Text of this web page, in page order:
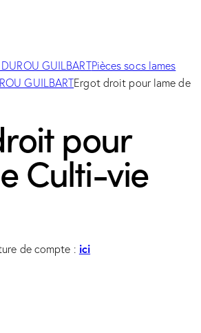
GUILBARTPièces socs lames
GUILBARTErgot droit pour lame de
pour
Culti-vie
de compte : ici